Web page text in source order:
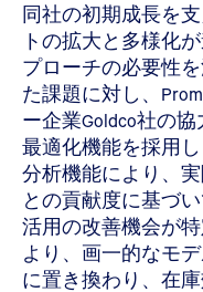
同社の初期成長を
トの拡大と多様化
プローチの必要性
た課題に対し、
ー企業Goldco社の協
最適化機能を採用し
分析機能により、
との貢献度に基づ
活用の改善機会が
より、画一的なモ
に置き換わり、在